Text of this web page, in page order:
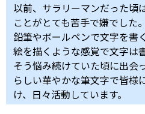
以前、サラリーマンだった頃
ことがとても苦手で嫌でした。
鉛筆やボールペンで文字を書
絵を描くような感覚で文字は
そう悩み続けていた頃に出会
らしい華やかな筆文字で皆様
け、日々活動しています。